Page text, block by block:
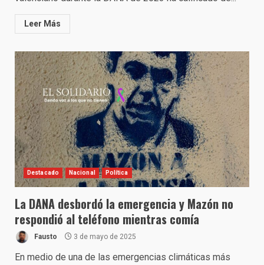
Leer Más
Destacado Nacional Política
La DANA desbordó la emergencia y Mazón no
respondió al teléfono mientras comía
Fausto 3 de mayo de 2025
En medio de una de las emergencias climáticas más